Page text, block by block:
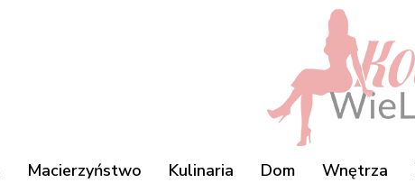
Macierzyństwo Kulinaria Dom Wnętrza